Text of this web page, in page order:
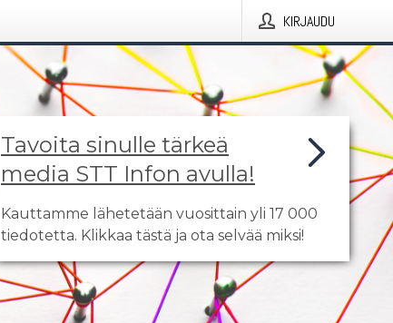
KIRJAUDU
Tavoita sinulle tärkeä
media STT Infon avulla!
Kauttamme lähetetään vuosittain yli 17 000
tiedotetta. Klikkaa tästä ja ota selvää miksi!